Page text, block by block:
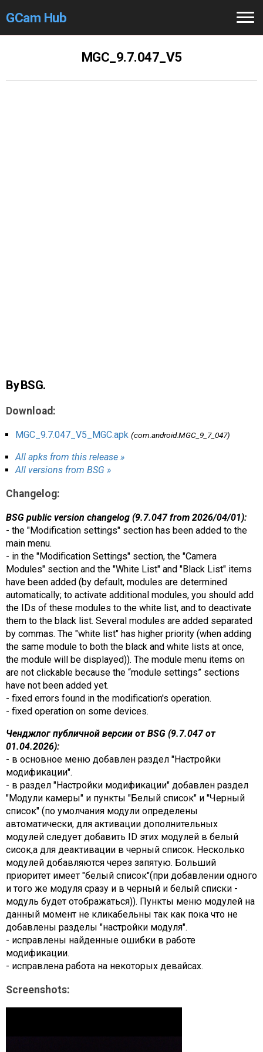
GCam Hub
MGC_9.7.047_V5
By BSG.
Download:
MGC_9.7.047_V5_MGC.apk (com.android.MGC_9_7_047)
All apks from this release »
All versions from BSG »
Changelog:
BSG public version changelog (9.7.047 from 2026/04/01):
- the "Modification settings" section has been added to the
main menu.
- in the "Modification Settings" section, the "Camera
Modules" section and the "White List" and "Black List" items
have been added (by default, modules are determined
automatically; to activate additional modules, you should add
the IDs of these modules to the white list, and to deactivate
them to the black list. Several modules are added separated
by commas. The "white list" has higher priority (when adding
the same module to both the black and white lists at once,
the module will be displayed)). The module menu items on
are not clickable because the “module settings” sections
have not been added yet.
- fixed errors found in the modification's operation.
- fixed operation on some devices.
Ченджлог публичной версии от BSG (9.7.047 от
01.04.2026):
- в основное меню добавлен раздел "Настройки
модификации".
- в раздел "Настройки модификации" добавлен раздел
"Модули камеры" и пункты "Белый список" и "Черный
список" (по умолчания модули определены
автоматически, для активации дополнительных
модулей следует добавить ID этих модулей в белый
сисок,а для деактивации в черный список. Несколько
модулей добавляются через запятую. Больший
приоритет имеет "белый список"(при добавлении одного
и того же модуля сразу и в черный и белый списки -
модуль будет отображаться)). Пункты меню модулей на
данный момент не кликабельны так как пока что не
добавлены разделы "настройки модуля".
- исправлены найденные ошибки в работе
модификации.
- исправлена работа на некоторых девайсах.
Screenshots: